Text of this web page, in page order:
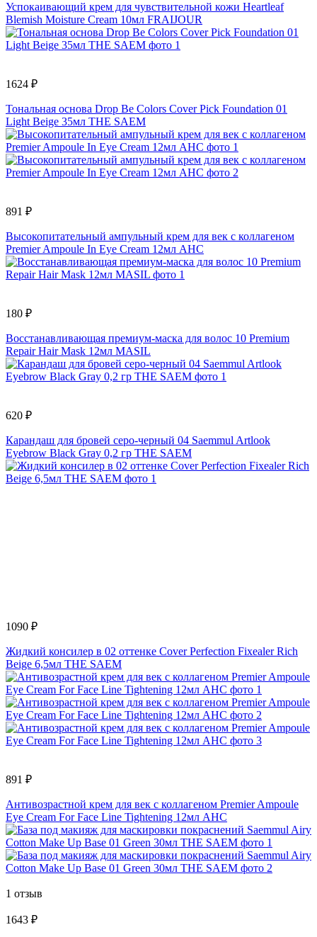
Успокаивающий крем для чувствительной кожи Heartleaf
Blemish Moisture Cream 10мл FRAIJOUR
1624 ₽
Тональная основа Drop Be Colors Cover Pick Foundation 01
Light Beige 35мл THE SAEM
891 ₽
Высокопитательный ампульный крем для век с коллагеном
Premier Ampoule In Eye Cream 12мл AHC
180 ₽
Восстанавливающая премиум-маска для волос 10 Premium
Repair Hair Mask 12мл MASIL
620 ₽
Карандаш для бровей серо-черный 04 Saemmul Artlook
Eyebrow Black Gray 0,2 гр THE SAEM
1090 ₽
Жидкий консилер в 02 оттенке Cover Perfection Fixealer Rich
Beige 6,5мл THE SAEM
891 ₽
Антивозрастной крем для век с коллагеном Premier Ampoule
Eye Cream For Face Line Tightening 12мл AHC
1 отзыв
1643 ₽